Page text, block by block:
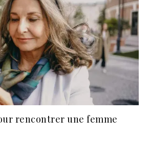
rencontrer une femme